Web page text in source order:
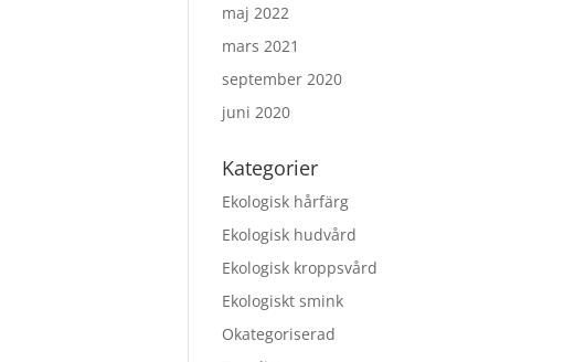
maj 2022
mars 2021
september 2020
juni 2020
Kategorier
Ekologisk hårfärg
Ekologisk hudvård
Ekologisk kroppsvård
Ekologiskt smink
Okategoriserad